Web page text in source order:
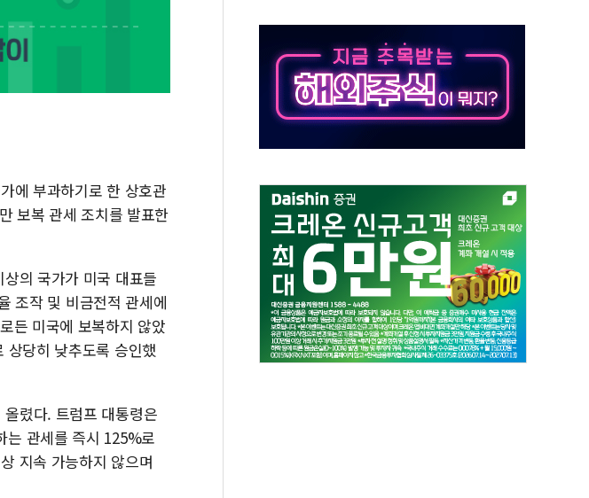
소청 출범…피해자들 '범죄 사각지대' 우려
안 새판 짠다…'자율규제단체' 타진
경선 발표...김민석 '재역전' vs 정청래 '격차 확대'
리 인상 우려 후퇴…S&P500 최고치
밖 부진에 연준 금리 인상 가능성 낮아지며 상승… STOXX 600 지수는 나흘 연속 최고치
에 부과하기로 한 상호관
보복 관세 조치를 발표한
의 국가가 미국 대표들
조작 및 비금전적 관세에
든 미국에 보복하지 않았
상당히 낮추도록 승인했
렸다. 트럼프 대통령은
는 관세를 즉시 125%로
지속 가능하지 않으며